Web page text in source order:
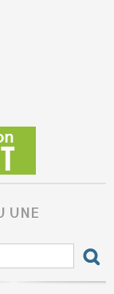
UNE